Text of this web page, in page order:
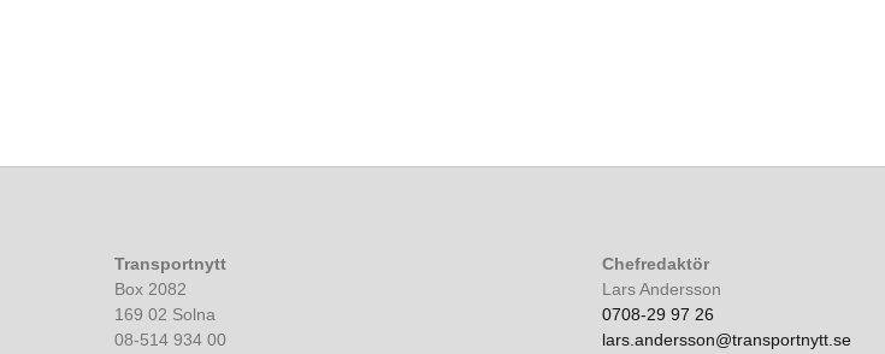
Transportnytt
Box 2082
169 02 Solna
08-514 934 00
Chefredaktör
Lars Andersson
0708-29 97 26
lars.andersson@transportnytt.se